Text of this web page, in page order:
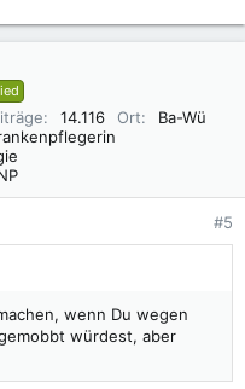
14.116 Ort
Ba-Wü
#5
wenn Du wegen
würdest, aber